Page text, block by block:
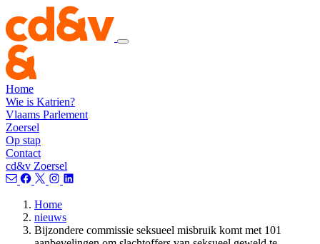
Home
Wie is Katrien?
Vlaams Parlement
Zoersel
Op stap
Contact
cd&v Zoersel
Home
nieuws
Bijzondere commissie seksueel misbruik komt met 101